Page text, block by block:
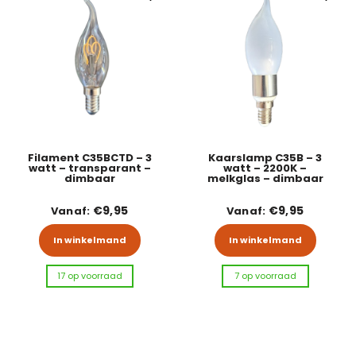
Filament C35BCTD – 3
watt – transparant –
dimbaar
Vanaf: €9,95
In winkelmand
Dit product heeft meerdere
17 op voorraad
Kaarslamp C35B – 3
watt – 2200K –
melkglas – dimbaar
Vanaf: €9,95
In winkelmand
Dit
7 op voorraad